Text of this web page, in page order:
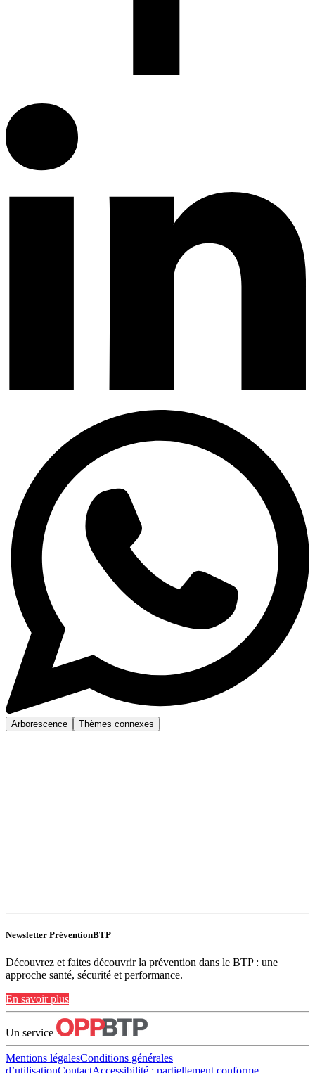
Arborescence Thèmes connexes
Newsletter PréventionBTP
Découvrez et faites découvrir la prévention dans le BTP : une
approche santé, sécurité et performance.
En savoir plus
Un service
Mentions légalesConditions générales
d’utilisationContactAccessibilité : partiellement conforme